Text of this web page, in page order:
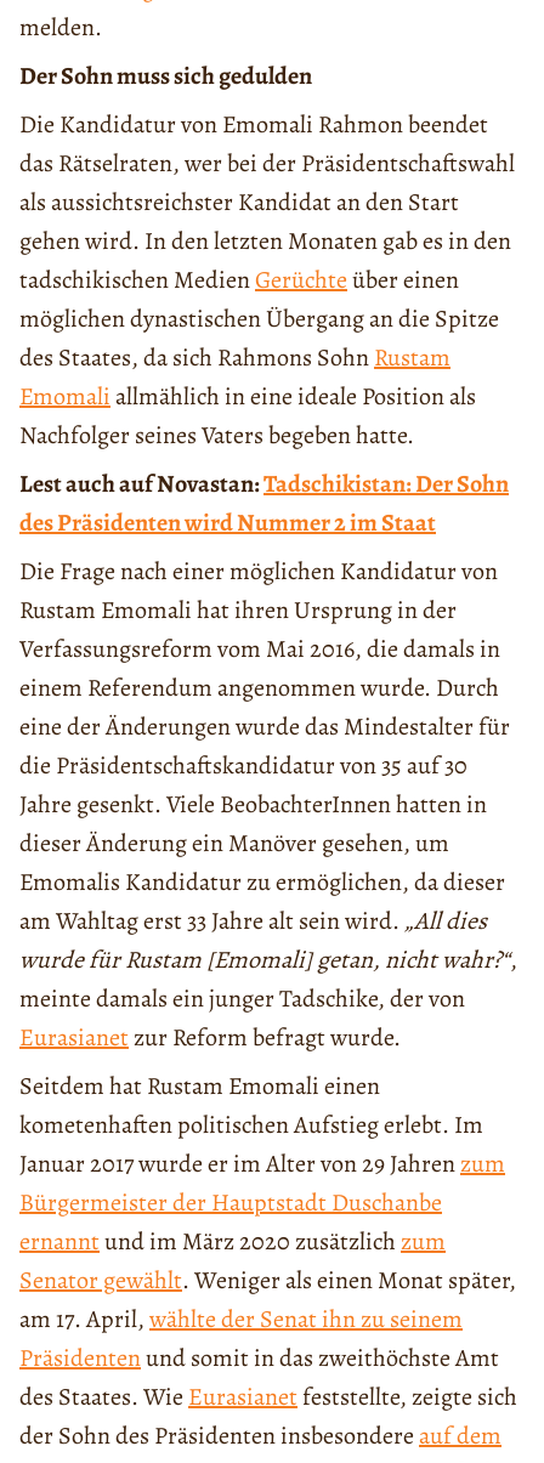
melden.
Der Sohn muss sich gedulden
Die Kandidatur von Emomali Rahmon beendet
das Rätselraten, wer bei der Präsidentschaftswahl
als aussichtsreichster Kandidat an den Start
gehen wird. In den letzten Monaten gab es in den
tadschikischen MedienGerüchteüber einen
möglichen dynastischen Übergang an die Spitze
des Staates, da sich Rahmons SohnRustam
Emomaliallmählich in eine ideale Position als
Nachfolger seines Vaters begeben hatte.
Lest auch auf Novastan:Tadschikistan: Der Sohn
des Präsidenten wird Nummer 2 im Staat
Die Frage nach einer möglichen Kandidatur von
Rustam Emomali hat ihren Ursprung in der
Verfassungsreform vom Mai 2016, die damals in
einem Referendum angenommen wurde. Durch
eine der Änderungen wurde das Mindestalter für
die Präsidentschaftskandidatur von 35 auf 30
Jahre gesenkt. Viele BeobachterInnen hatten in
dieser Änderung ein Manöver gesehen, um
Emomalis Kandidatur zu ermöglichen, da dieser
am Wahltag erst 33 Jahre alt sein wird. „All dies
wurde für Rustam [Emomali] getan, nicht wahr?“,
meinte damals ein junger Tadschike, der von
Eurasianetzur Reform befragt wurde.
Seitdem hat Rustam Emomali einen
kometenhaften politischen Aufstieg erlebt. Im
Januar 2017 wurde er im Alter von 29 Jahrenzum
Bürgermeister der Hauptstadt Duschanbe
ernanntund im März 2020 zusätzlichzum
Senator gewählt. Weniger als einen Monat später,
am 17. April,wählte der Senat ihn zu seinem
Präsidentenund somit in das zweithöchste Amt
des Staates. Wie Eurasianetfeststellte, zeigte sich
der Sohn des Präsidenten insbesondereauf dem